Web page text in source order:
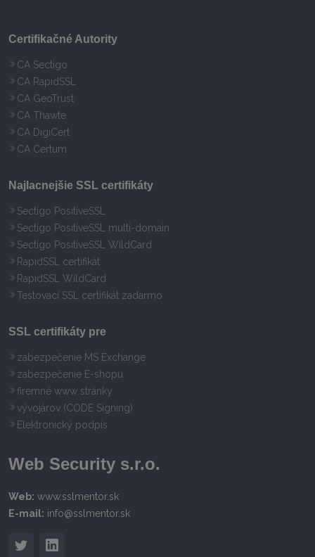
Certifikačné Autority
CA Sectigo
CA RapidSSL
CA GeoTrust
CA Thawte
CA DigiCert
CA Certum
Najlacnejšie SSL certifikáty
Sectigo PositiveSSL
Sectigo PositiveSSL multi-domain
Sectigo PositiveSSL WildCard
RapidSSL certifikát
RapidSSL WildCard
Testovací SSL certifikát zadarmo
SSL certifikáty pre
zabezpečenie MS Exchange
zabezpečenie E-shopu
firemné www stránky
vývojárov (CODE Signing)
Elektronický podpis
Web Security s.r.o.
Web: www.sslmentor.sk
E-mail: info@sslmentor.sk